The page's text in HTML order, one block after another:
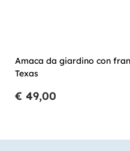
Amaca da giardino con
Texas
€ 49,00